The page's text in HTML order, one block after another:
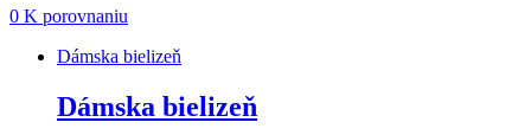
0 K porovnaniu
Dámska bielizeň
Dámska bielizeň